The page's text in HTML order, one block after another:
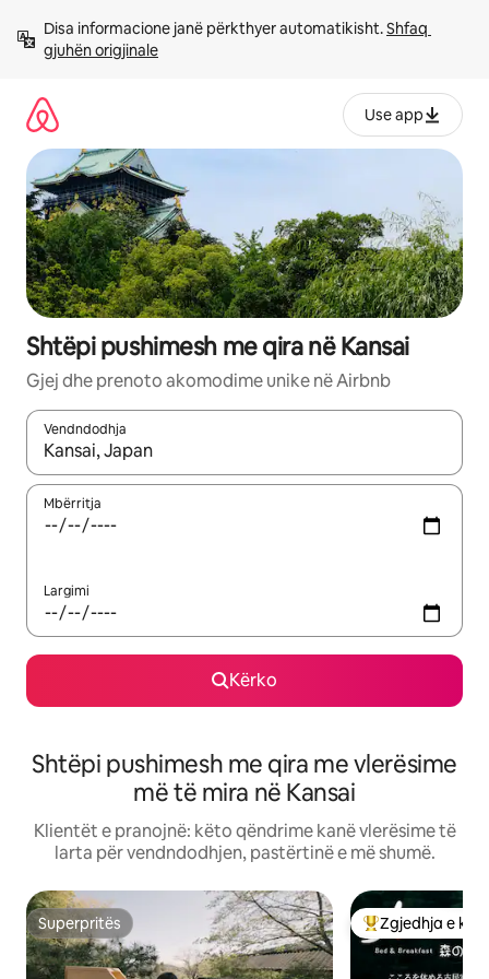
përmbajtja
Disa informacione janë përkthyer automatikisht. Shfaq
gjuhën origjinale
Use app
Shtëpi pushimesh me qira në Kansai
Gjej dhe prenoto akomodime unike në Airbnb
Vendndodhja
Kur rezultatet të jenë të disponueshme, lëviz me butonat e
Mbërritja
Largimi
Kërko
Shtëpi pushimesh me qira me vlerësime
më të mira në Kansai
Klientët e pranojnë: këto qëndrime kanë vlerësime të
larta për vendndodhjen, pastërtinë e më shumë.
Superpritës
Superpritës Më të mirat e
Zgjedhja e